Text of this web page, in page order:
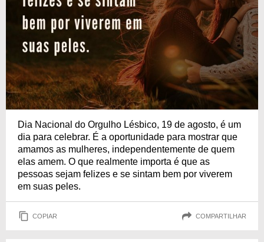
Dia Nacional do Orgulho Lésbico, 19 de agosto, é um
dia para celebrar. É a oportunidade para mostrar que
amamos as mulheres, independentemente de quem
elas amem. O que realmente importa é que as
pessoas sejam felizes e se sintam bem por viverem
em suas peles.
COPIAR COMPARTILHAR